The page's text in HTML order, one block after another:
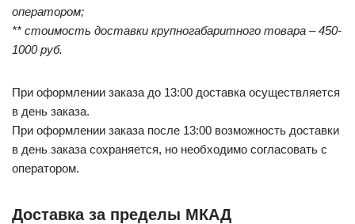
оператором;
** стоимость доставки крупногабаритного товара – 450-
1000 руб.
При оформлении заказа до 13:00 доставка осуществляется
в день заказа.
При оформлении заказа после 13:00 возможность доставки
в день заказа сохраняется, но необходимо согласовать с
оператором.
Доставка за пределы МКАД